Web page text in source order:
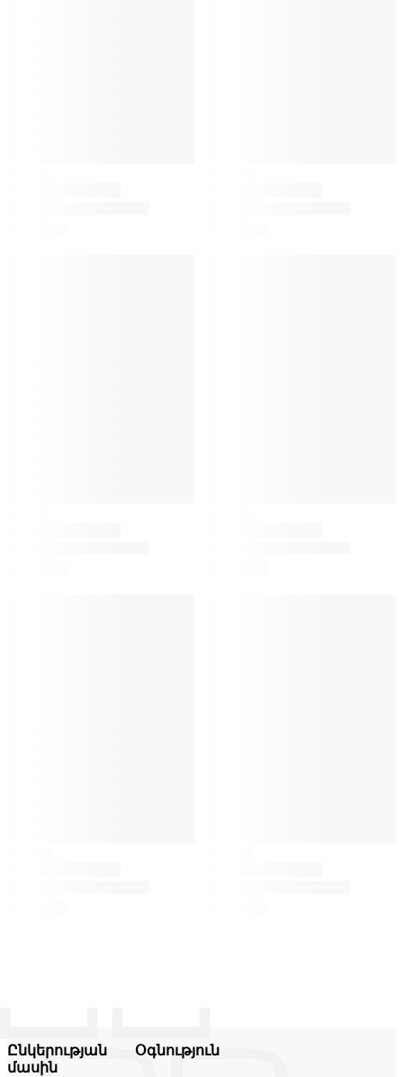
Ընկերության
մասին
Օգնություն